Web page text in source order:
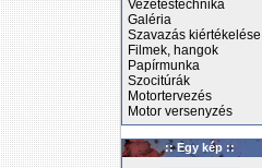
Vezetéstechnika
Galéria
Szavazás kiértékelése
Filmek, hangok
Papírmunka
Szocitúrák
Motortervezés
Motor versenyzés
:: Egy kép ::